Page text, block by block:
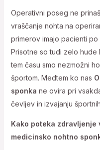
Operativni poseg ne
vraščanje nohta na
primerov imajo pacienti
Prisotne so tudi zelo
tem času smo nezmožni
športom. Medtem ko nas
sponka ne ovira pri
čevljev in izvajanju
Kako poteka zdravljenje
medicinsko nohtno